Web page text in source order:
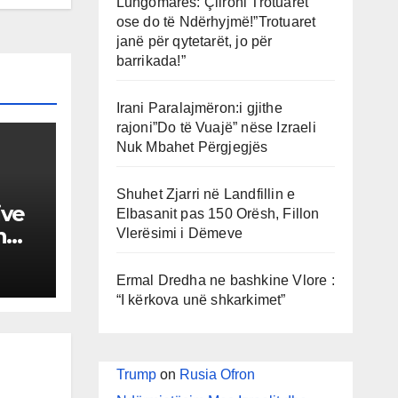
ose do të Ndërhyjmë!”Trotuaret
janë për qytetarët, jo për
barrikada!”
Irani Paralajmëron:i gjithe
rajoni”Do të Vuajë” nëse Izraeli
Nuk Mbahet Përgjegjës
Shuhet Zjarri në Landfillin e
Elbasanit pas 150 Orësh, Fillon
Vlerësimi i Dëmeve
Ermal Dredha ne bashkine Vlore :
“I kërkova unë shkarkimet”
Trumpon Rusia Ofron